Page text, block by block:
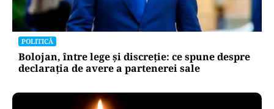
POLITICĂ
Bolojan, între lege și discreție: ce spune despre
declarația de avere a partenerei sale